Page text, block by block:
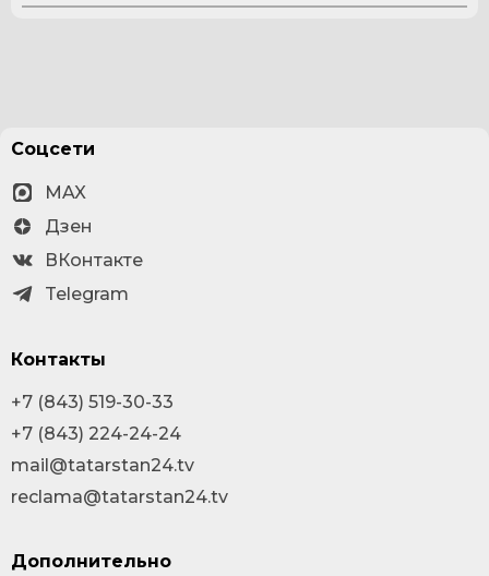
Соцсети
MAX
Дзен
ВКонтакте
Telegram
Контакты
+7 (843) 519-30-33
+7 (843) 224-24-24
mail@tatarstan24.tv
reclama@tatarstan24.tv
Дополнительно